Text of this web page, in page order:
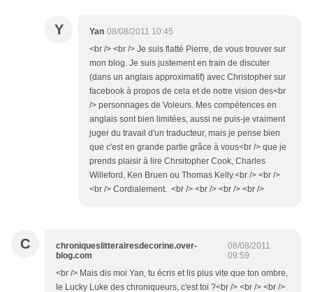
Y Yan 08/08/2011 10:45
<br /> <br /> Je suis flatté Pierre, de vous trouver sur
mon blog. Je suis justement en train de discuter
(dans un anglais approximatif) avec Christopher sur
facebook à propos de cela et de notre vision des<br
/> personnages de Voleurs. Mes compétences en
anglais sont bien limitées, aussi ne puis-je vraiment
juger du travail d'un traducteur, mais je pense bien
que c'est en grande partie grâce à vous<br /> que je
prends plaisir à lire Chrsitopher Cook, Charles
Willeford, Ken Bruen ou Thomas Kelly.<br /> <br />
<br /> Cordialement. <br /> <br /> <br /> <br />
C
chroniqueslitterairesdecorine.over-
blog.com
08/08/2011
09:59
<br /> Mais dis moi Yan, tu écris et lis plus vite que ton ombre,
le Lucky Luke des chroniqueurs, c'est toi ?<br /> <br /> <br />